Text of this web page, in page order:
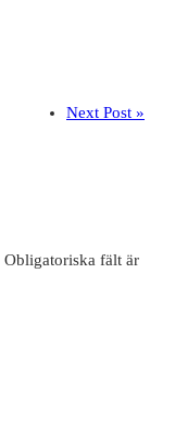
Next Post »
Obligatoriska fält är